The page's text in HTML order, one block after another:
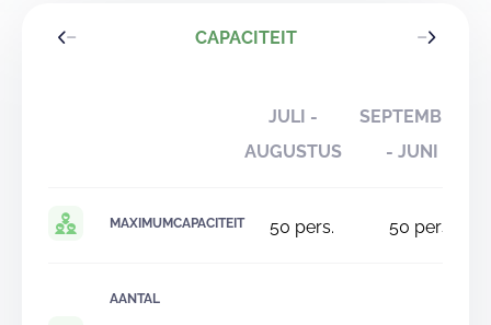
CAPACITEIT
JULI -
AUGUSTUS
SEPTEMBER
- JUNI
MAXIMUMCAPACITEIT 50 pers. 50 pers.
AANTAL